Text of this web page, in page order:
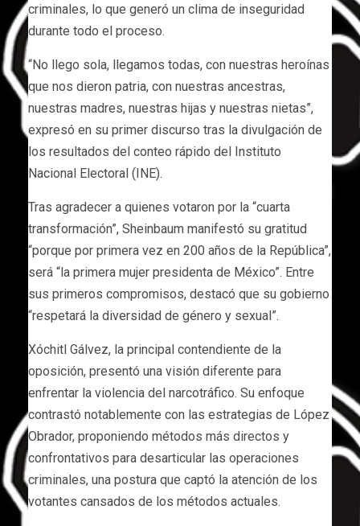
criminales, lo que generó un clima de inseguridad
durante todo el proceso.
“No llego sola, llegamos todas, con nuestras heroínas
que nos dieron patria, con nuestras ancestras,
nuestras madres, nuestras hijas y nuestras nietas”,
expresó en su primer discurso tras la divulgación de
los resultados del conteo rápido del Instituto
Nacional Electoral (INE).
Tras agradecer a quienes votaron por la “cuarta
transformación”, Sheinbaum manifestó su gratitud
“porque por primera vez en 200 años de la República”,
será “la primera mujer presidenta de México”. Entre
sus primeros compromisos, destacó que su gobierno
“respetará la diversidad de género y sexual”.
Xóchitl Gálvez, la principal contendiente de la
oposición, presentó una visión diferente para
enfrentar la violencia del narcotráfico. Su enfoque
contrastó notablemente con las estrategias de López
Obrador, proponiendo métodos más directos y
confrontativos para desarticular las operaciones
criminales, una postura que captó la atención de los
votantes cansados de los métodos actuales.